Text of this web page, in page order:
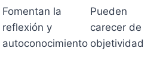
Fomentan la
reflexión y
autoconocimiento
Pueden
carecer de
objetividad